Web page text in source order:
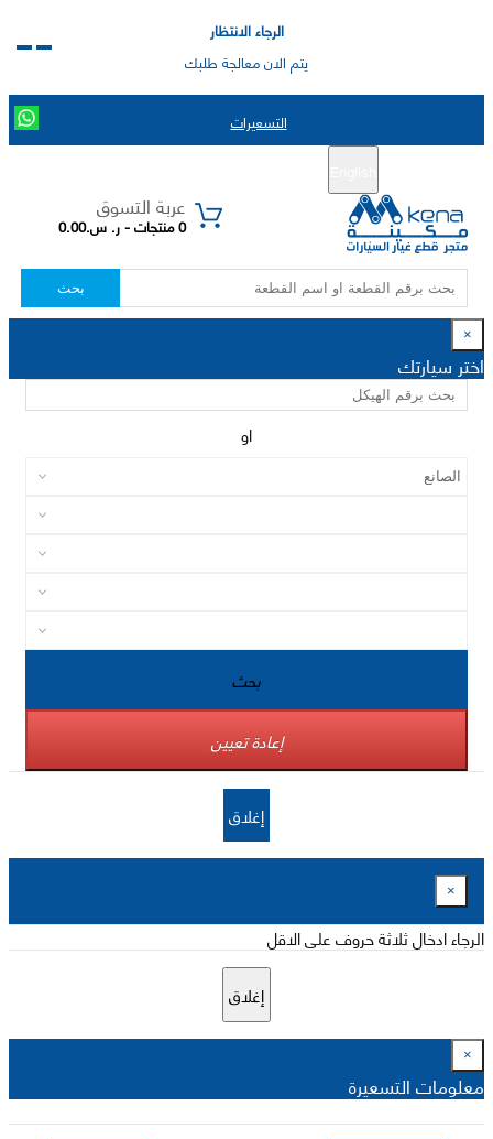
الرجاء الانتظار
يتم الان معالجة طلبك
التسعيرات
عربة التسوق
0 منتجات - ر. س.0.00
بحث
×
اختر سيارتك
او
بحث
إعادة تعيين
إغلاق
×
الرجاء ادخال ثلاثة حروف على الاقل
إغلاق
×
معلومات التسعيرة